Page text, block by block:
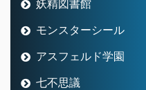
妖精図書館
モンスターシール
アスフェルド学園
七不思議